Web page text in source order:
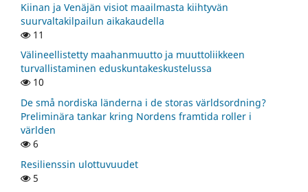
Kiinan ja Venäjän visiot maailmasta kiihtyvän
suurvaltakilpailun aikakaudella
11
Välineellistetty maahanmuutto ja muuttoliikkeen
turvallistaminen eduskuntakeskustelussa
10
De små nordiska länderna i de storas världsordning?
Preliminära tankar kring Nordens framtida roller i
världen
6
Resilienssin ulottuvuudet
5